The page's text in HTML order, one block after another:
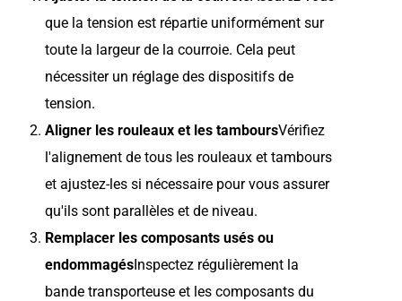
que la tension est répartie uniformément sur
toute la largeur de la courroie. Cela peut
nécessiter un réglage des dispositifs de
tension.
Aligner les rouleaux et les tamboursVérifiez
l'alignement de tous les rouleaux et tambours
et ajustez-les si nécessaire pour vous assurer
qu'ils sont parallèles et de niveau.
Remplacer les composants usés ou
endommagésInspectez régulièrement la
bande transporteuse et les composants du